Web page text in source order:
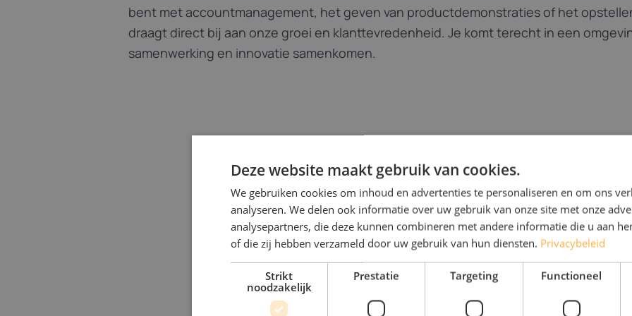
bent met accountmanagement, het geven van productdemonstraties of het
draagt direct bij aan onze groei en klanttevredenheid. Je komt terecht in een
samenwerking en innovatie samenkomen.
Welke
Sales?
We zoeken gedreven
klantgerichte mindset
Je hebt ervaring met
behoeften van klanten
creëren in elke fase
communicatief sterk,
Deze website maakt gebruik van cookies.
We gebruiken cookies om inhoud en advertenties te personaliseren en om ons
analyseren. We delen ook informatie over uw gebruik van onze site met onze
analysepartners, die deze kunnen combineren met andere informatie die u aan
of die zij hebben verzameld door uw gebruik van hun diensten. Privacybeleid
Strikt
noodzakelijk
Prestatie Targeting Functioneel